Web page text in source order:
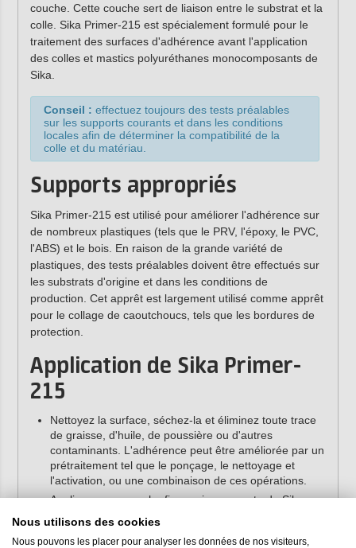
couche. Cette couche sert de liaison entre le substrat et la
colle. Sika Primer-215 est spécialement formulé pour le
traitement des surfaces d'adhérence avant l'application
des colles et mastics polyuréthanes monocomposants de
Sika.
Conseil : effectuez toujours des tests préalables
sur les supports courants et dans les conditions
locales afin de déterminer la compatibilité de la
colle et du matériau.
Supports appropriés
Sika Primer-215 est utilisé pour améliorer l'adhérence sur
de nombreux plastiques (tels que le PRV, l'époxy, le PVC,
l'ABS) et le bois. En raison de la grande variété de
plastiques, des tests préalables doivent être effectués sur
les substrats d'origine et dans les conditions de
production. Cet apprêt est largement utilisé comme apprêt
pour le collage de caoutchoucs, tels que les bordures de
protection.
Application de Sika Primer-
215
Nettoyez la surface, séchez-la et éliminez toute trace
de graisse, d'huile, de poussière ou d'autres
contaminants. L'adhérence peut être améliorée par un
prétraitement tel que le ponçage, le nettoyage et
l'activation, ou une combinaison de ces opérations.
Appliquez une couche fine mais couvrante de Sika
Primer-215 à l'aide d'un pinceau, d'un rouleau en
feutre ou en mousse.
Nous utilisons des cookies
Nous pouvons les placer pour analyser les données de nos visiteurs,